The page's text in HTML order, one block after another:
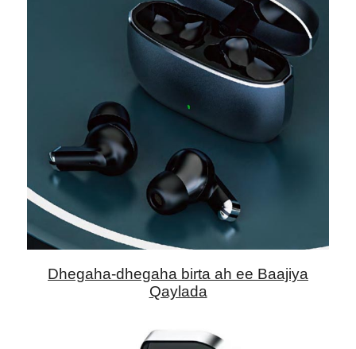
Dhegaha-dhegaha birta ah ee Baajiya
Qaylada